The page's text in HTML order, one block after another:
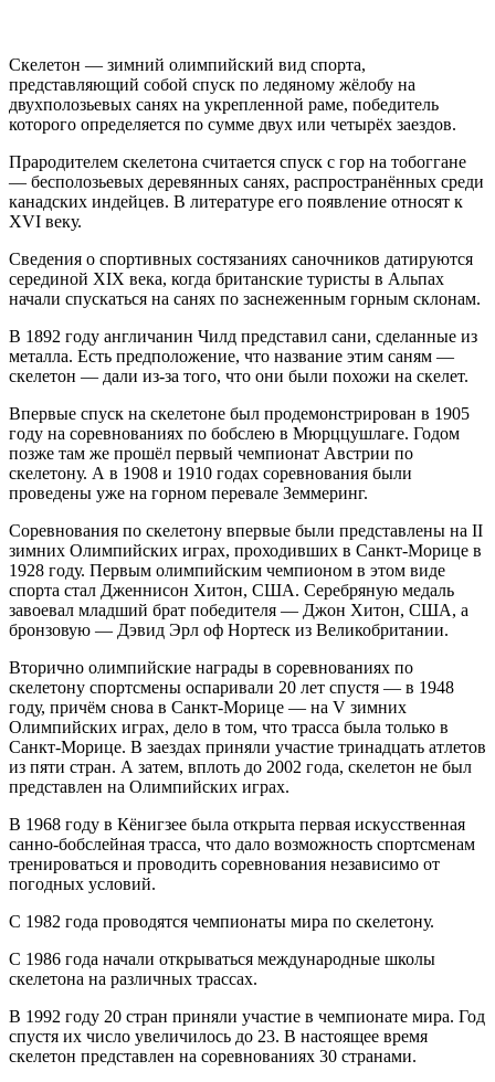
Скелетон — зимний олимпийский вид спорта,
представляющий собой спуск по ледяному жёлобу на
двухполозьевых санях на укрепленной раме, победитель
которого определяется по сумме двух или четырёх заездов.
Прародителем скелетона считается спуск с гор на тобоггане
— бесполозьевых деревянных санях, распространённых среди
канадских индейцев. В литературе его появление относят к
XVI веку.
Сведения о спортивных состязаниях саночников датируются
серединой XIX века, когда британские туристы в Альпах
начали спускаться на санях по заснеженным горным склонам.
В 1892 году англичанин Чилд представил сани, сделанные из
металла. Есть предположение, что название этим саням —
скелетон — дали из-за того, что они были похожи на скелет.
Впервые спуск на скелетоне был продемонстрирован в 1905
году на соревнованиях по бобслею в Мюрццушлаге. Годом
позже там же прошёл первый чемпионат Австрии по
скелетону. А в 1908 и 1910 годах соревнования были
проведены уже на горном перевале Земмеринг.
Соревнования по скелетону впервые были представлены на II
зимних Олимпийских играх, проходивших в Санкт-Морице в
1928 году. Первым олимпийским чемпионом в этом виде
спорта стал Дженнисон Хитон, США. Серебряную медаль
завоевал младший брат победителя — Джон Хитон, США, а
бронзовую — Дэвид Эрл оф Нортеск из Великобритании.
Вторично олимпийские награды в соревнованиях по
скелетону спортсмены оспаривали 20 лет спустя — в 1948
году, причём снова в Санкт-Морице — на V зимних
Олимпийских играх, дело в том, что трасса была только в
Санкт-Морице. В заездах приняли участие тринадцать атлетов
из пяти стран. А затем, вплоть до 2002 года, скелетон не был
представлен на Олимпийских играх.
В 1968 году в Кёнигзее была открыта первая искусственная
санно-бобслейная трасса, что дало возможность спортсменам
тренироваться и проводить соревнования независимо от
погодных условий.
С 1982 года проводятся чемпионаты мира по скелетону.
С 1986 года начали открываться международные школы
скелетона на различных трассах.
В 1992 году 20 стран приняли участие в чемпионате мира. Год
спустя их число увеличилось до 23. В настоящее время
скелетон представлен на соревнованиях 30 странами.